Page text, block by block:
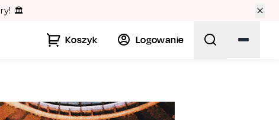
🏛️
Koszyk Logowanie